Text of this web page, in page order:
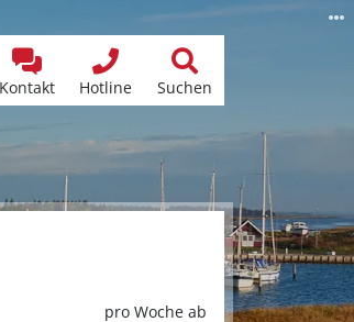
Kontakt Hotline Suchen
pro Woche ab